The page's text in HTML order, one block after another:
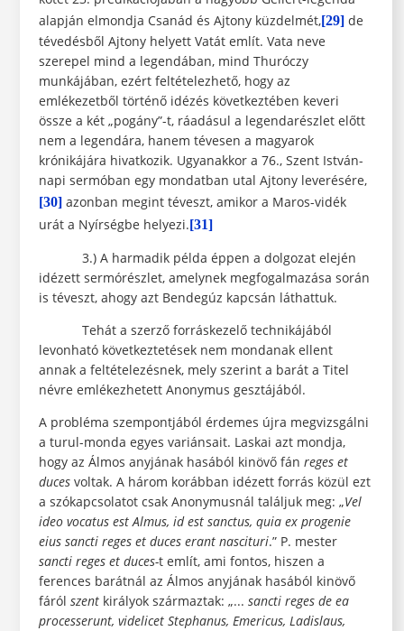
alapján elmondja Csanád és Ajtony küzdelmét,[29]de
tévedésből Ajtony helyett Vatát említ. Vata neve
szerepel mind a legendában, mind Thuróczy
munkájában, ezért feltételezhető, hogy az
emlékezetből történő idézés következtében keveri
össze a két „pogány”-t, ráadásul a legendarészlet előtt
nem a legendára, hanem tévesen a magyarok
krónikájára hivatkozik. Ugyanakkor a 76., Szent István-
napi sermóban egy mondatban utal Ajtony leverésére,
[30]azonban megint téveszt, amikor a Maros-vidék
urát a Nyírségbe helyezi.[31]
3.) A harmadik példa éppen a dolgozat elején
idézett sermórészlet, amelynek megfogalmazása során
is téveszt, ahogy azt Bendegúz kapcsán láthattuk.
Tehát a szerző forráskezelő technikájából
levonható következtetések nem mondanak ellent
annak a feltételezésnek, mely szerint a barát a Titel
névre emlékezhetett Anonymus gesztájából.
A probléma szempontjából érdemes újra megvizsgálni
a turul-monda egyes variánsait. Laskai azt mondja,
hogy az Álmos anyjának hasából kinövő fán reges et
ducesvoltak. A három korábban idézett forrás közül ezt
a szókapcsolatot csak Anonymusnál találjuk meg: „Vel
ideo vocatus est Almus, id est sanctus, quia ex progenie
eius sancti reges et duces erant nascituri.” P. mester
sancti reges et duces-t említ, ami fontos, hiszen a
ferences barátnál az Álmos anyjának hasából kinövő
fáról szentkirályok származtak: „... sancti reges de ea
processerunt, videlicet Stephanus, Emericus, Ladislaus,